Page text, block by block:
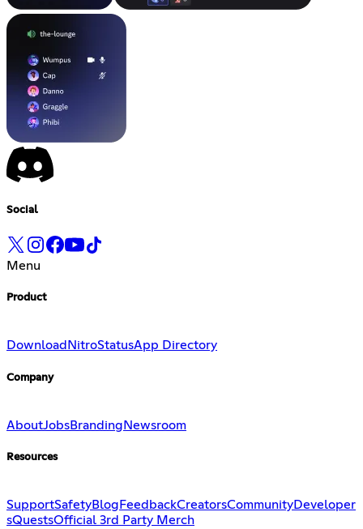
Social
Menu
Product
Download NitroStatusApp Directory
Company
AboutJobsBranding Newsroom
Resources
SupportSafetyBlog FeedbackCreatorsCommunityDeveloper
sQuestsOfficial 3rd Party Merch